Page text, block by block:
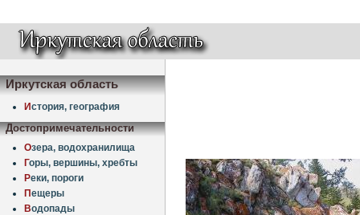
Иркутская область
История, география
Достопримечательности
Озера, водохранилища
Горы, вершины, хребты
Реки, пороги
Пещеры
Водопады